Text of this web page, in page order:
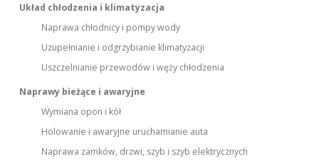
Układ chłodzenia i klimatyzacja
Naprawa chłodnicy i pompy wody
Uzupełnianie i odgrzybianie klimatyzacji
Uszczelnianie przewodów i węży chłodzenia
Naprawy bieżące i awaryjne
Wymiana opon i kół
Holowanie i awaryjne uruchamianie auta
Naprawa zamków, drzwi, szyb i szyb elektrycznych